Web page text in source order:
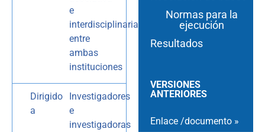
e
interdisciplinaria
entre
ambas
instituciones
Dirigido
a
Investigadores
e
investigadoras
Normas para la
ejecución
Resultados
VERSIONES
ANTERIORES
Enlace /documento »